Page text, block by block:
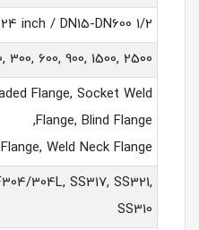
1/2 to 24 inch / DN15-DN600
300, 600, 900, 1500, 2500
Flange, Socket Weld
Flange, Blind Flange,
Weld Neck Flange.
304L, SS317, SS321,
SS310